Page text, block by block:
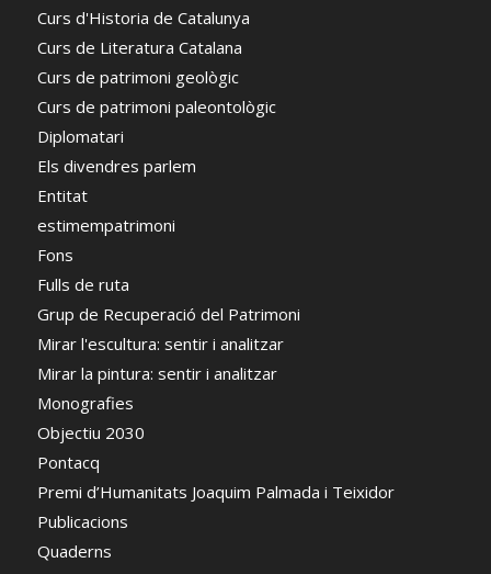
Curs d'Historia de Catalunya
Curs de Literatura Catalana
Curs de patrimoni geològic
Curs de patrimoni paleontològic
Diplomatari
Els divendres parlem
Entitat
estimempatrimoni
Fons
Fulls de ruta
Grup de Recuperació del Patrimoni
Mirar l'escultura: sentir i analitzar
Mirar la pintura: sentir i analitzar
Monografies
Objectiu 2030
Pontacq
Premi d’Humanitats Joaquim Palmada i Teixidor
Publicacions
Quaderns